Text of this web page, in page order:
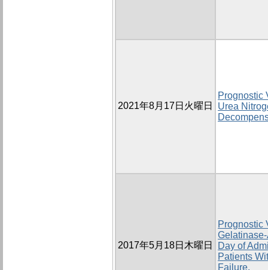
2021年8月17日火曜日
Prognostic
Urea
2017年5月18日木曜日
Prognostic
Day of
Patients
Failure.